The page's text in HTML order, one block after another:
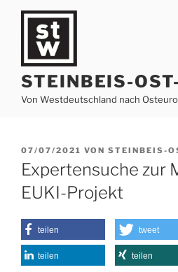
Zum
springen
STEINBEIS-
Von Westdeutschland nach
VERÖFFENTLICHT
AM
07/07/2021 VON STEINBEIS-
Expertensuche zur
EUKI-Projekt
teilen tweet
teilen teilen